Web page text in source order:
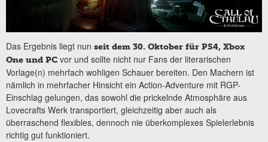
Das Ergebnis liegt nun seit dem 30. Oktober für PS4, Xbox
One und PC vor und sollte nicht nur Fans der literarischen
Vorlage(n) mehrfach wohligen Schauer bereiten. Den Machern ist
nämlich in mehrfacher Hinsicht ein Action-Adventure mit RGP-
Einschlag gelungen, das sowohl die prickelnde Atmosphäre aus
Lovecrafts Werk transportiert, gleichzeitig aber auch als
überraschend flexibles, dennoch nie überkomplexes Spielerlebnis
richtig gut funktioniert.